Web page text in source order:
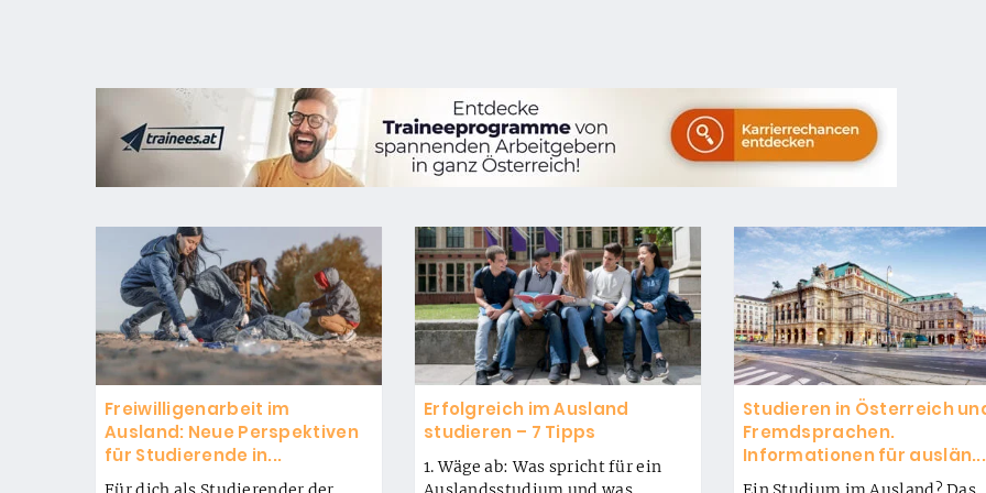
Freiwilligenarbeit im
Ausland: Neue Perspektiven
für Studierende in...
Erfolgreich im Ausland
studieren – 7 Tipps
1. Wäge ab: Was spricht für ein
Studieren in Österreich
Fremdsprachen.
Informationen für auslän...